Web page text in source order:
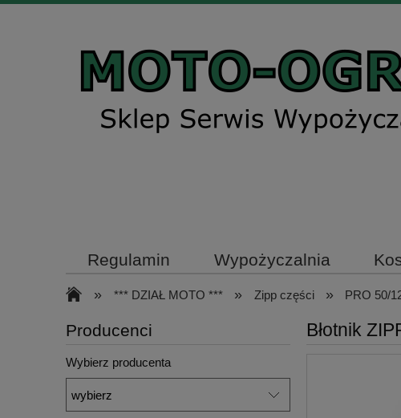
Regulamin Wypożyczalnia
» *** DZIAŁ MOTO *** » Zipp części » PRO 50/
Producenci
Wybierz producenta
Błotnik